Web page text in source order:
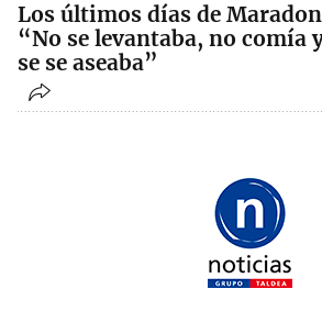
Los últimos días de
“No se levantaba, no comía
se se aseaba”